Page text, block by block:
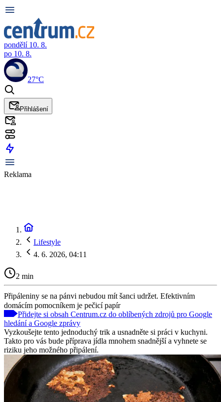
pondělí 10. 8.
po 10. 8.
27°C
Přihlášení
Reklama
Lifestyle
4. 6. 2026, 04:11
2 min
Připáleniny se na pánvi nebudou mít šanci udržet. Efektivním
domácím pomocníkem je pečicí papír
Přidejte si obsah Centrum.cz do oblíbených zdrojů pro Google
hledání a Google zprávy
Vyzkoušejte tento jednoduchý trik a usnadněte si práci v kuchyni.
Takto pro vás bude příprava jídla mnohem snadnější a vyhnete se
riziku jeho možného připálení.